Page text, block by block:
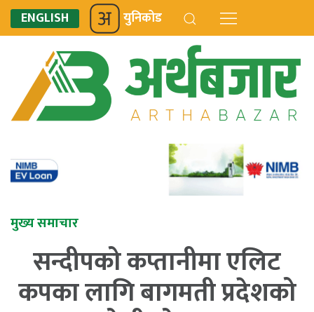
ENGLISH युनिकोड
मुख्य समाचार
सन्दीपको कप्तानीमा एलिट
कपका लागि बागमती प्रदेशको